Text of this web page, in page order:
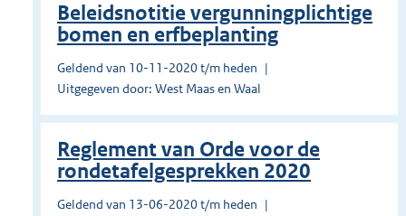
Beleidsnotitie vergunningplichtige
bomen en erfbeplanting
Geldend van 10-11-2020 t/m heden
Uitgegeven door: West Maas en Waal
Reglement van Orde voor de
rondetafelgesprekken 2020
Geldend van 13-06-2020 t/m heden